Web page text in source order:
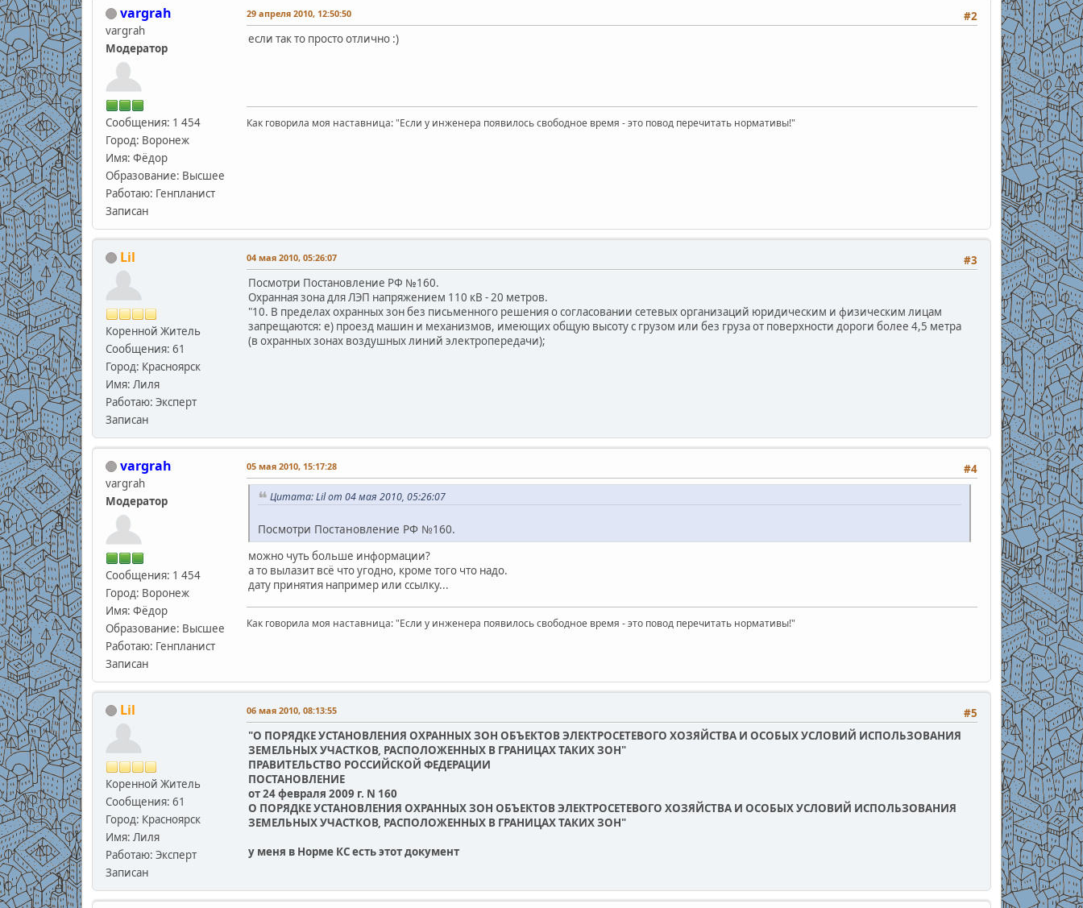
vargrah
vargrah
Модератор
Сообщения: 1 454
Город: Воронеж
Имя: Фёдор
Образование: Высшее
Работаю: Генпланист
Записан
#2
29 апреля 2010, 12:50:50
если так то просто отлично :)
Как говорила моя наставница: "Если у инженера появилось свободное время - это повод перечитать нормативы!"
Lil
Коренной Житель
Сообщения: 61
Город: Красноярск
Имя: Лиля
Работаю: Эксперт
Записан
#3
04 мая 2010, 05:26:07
Посмотри Постановление РФ №160.
Охранная зона для ЛЭП напряжением 110 кВ - 20 метров.
"10. В пределах охранных зон без письменного решения о согласовании сетевых организаций юридическим и физическим лицам
запрещаются: е) проезд машин и механизмов, имеющих общую высоту с грузом или без груза от поверхности дороги более 4,5 метра
(в охранных зонах воздушных линий электропередачи);
vargrah
vargrah
Модератор
Сообщения: 1 454
Город: Воронеж
Имя: Фёдор
Образование: Высшее
Работаю: Генпланист
Записан
#4
05 мая 2010, 15:17:28
Цитата: Lil от 04 мая 2010, 05:26:07
Посмотри Постановление РФ №160.
можно чуть больше информации?
а то вылазит всё что угодно, кроме того что надо.
дату принятия например или ссылку...
Как говорила моя наставница: "Если у инженера появилось свободное время - это повод перечитать нормативы!"
Lil
Коренной Житель
Сообщения: 61
Город: Красноярск
Имя: Лиля
Работаю: Эксперт
Записан
#5
06 мая 2010, 08:13:55
"О ПОРЯДКЕ УСТАНОВЛЕНИЯ ОХРАННЫХ ЗОН ОБЪЕКТОВ ЭЛЕКТРОСЕТЕВОГО ХОЗЯЙСТВА И ОСОБЫХ УСЛОВИЙ ИСПОЛЬЗОВАНИЯ
ЗЕМЕЛЬНЫХ УЧАСТКОВ, РАСПОЛОЖЕННЫХ В ГРАНИЦАХ ТАКИХ ЗОН"
ПРАВИТЕЛЬСТВО РОССИЙСКОЙ ФЕДЕРАЦИИ
ПОСТАНОВЛЕНИЕ
от 24 февраля 2009 г. N 160
О ПОРЯДКЕ УСТАНОВЛЕНИЯ ОХРАННЫХ ЗОН ОБЪЕКТОВ ЭЛЕКТРОСЕТЕВОГО ХОЗЯЙСТВА И ОСОБЫХ УСЛОВИЙ ИСПОЛЬЗОВАНИЯ
ЗЕМЕЛЬНЫХ УЧАСТКОВ, РАСПОЛОЖЕННЫХ В ГРАНИЦАХ ТАКИХ ЗОН"
у меня в Норме КС есть этот документ